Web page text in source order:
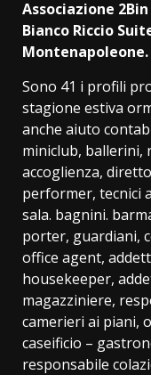
Associazione
Bianco Riccio
Montenapoleone.
Sono 41 i profili
stagione estiva
anche aiuto
miniclub, ballerini,
accoglienza,
performer, tecnici
sala. bagnini.
porter, guardiani,
office agent,
housekeeper,
magazziniere,
camerieri ai piani,
caseificio –
responsabile